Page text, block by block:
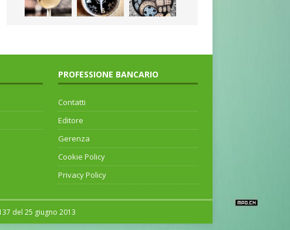
PROFESSIONE BANCARIO
Contatti
Editore
Gerenza
Cookie Policy
Privacy Policy
del 25 giugno 2013